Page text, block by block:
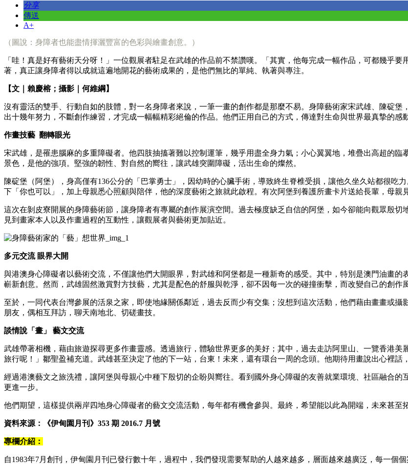
分享
傳送
A+
（圖說：身障者也能盡情揮灑豐富的色彩與繪畫創意。）
「哇！真是好有藝術天分呀！」一位觀展者駐足在武雄的作品前不禁讚嘆。「其實，他每完成一幅作品，可都幾乎
著，真正讓身障者得以成就這遍地開花的藝術成果的，是他們無比的單純、執著與專注。
【文｜賴慶榕；攝影｜何維綱】
沒有靈活的雙手、行動自如的肢體，對一名身障者來說，一筆一畫的創作都是那麼不易。身障藝術家宋武雄、陳碇
出十幾年努力，不斷創作練習，才完成一幅幅精彩絕倫的作品。他們正用自己的方式，傳達對生命與世界最真摯的感動
作畫技藝 翻轉眼光
宋武雄，是罹患腦麻的多重障礙者。他四肢抽搐著難以控制運筆，幾乎用盡全身力氣；小心翼翼地，堆疊出高超的
景色，是他的強項。堅強的韌性、對自然的嚮往，讓武雄突圍障礙，活出生命的燦然。
陳碇堡（阿堡），身高僅有136公分的「巴掌勇士」，因幼時的心臟手術，導致終生脊椎受損，讓他久坐久站都很吃
下「你也可以」，加上母親悉心照顧與陪伴，他的深度藝術之旅就此啟程。有次阿堡到養護所畫卡片送給長輩，母親
這次在剝皮寮開展的身障藝術節，讓身障者有專屬的創作展演空間。過去極度缺乏自信的阿堡，如今卻能向觀眾殷
見到畫家本人以及作畫過程的互動性，讓觀展者與藝術更加貼近。
多元交流 眼界大開
與港澳身心障礙者以藝術交流，不僅讓他們大開眼界，對武雄和阿堡都是一種新奇的感受。其中，特別是澳門油畫
嶄新創意。然而，武雄固然激賞對方技藝，尤其是配色的舒服與乾淨，卻不因每一次的碰撞衝擊，而改變自己的創作
至於，一同代表台灣參展的活泉之家，即使地緣關係鄰近，過去反而少有交集；沒想到這次活動，他們藉由畫畫或
朋友，偶相互拜訪，聊天南地北、切磋畫技。
談情說「畫」 藝文交流
武雄帶著相機，藉由旅遊探尋更多作畫靈感。透過旅行，體驗世界更多的美好；其中，過去走訪阿里山、一覽香港
旅行呢！」鄒聖盈補充道。武雄甚至決定了他的下一站，台東！未來，還有環台一周的念頭。他期待用畫說出心裡話
經過港澳藝文之旅洗禮，讓阿堡與母親心中種下殷切的企盼與嚮往。看到國外身心障礙的友善就業環境、社區融合
更進一步。
他們期望，這樣提供兩岸四地身心障礙者的藝文交流活動，每年都有機會參與。最終，希望能以此為開端，未來甚至
資料來源：《伊甸園月刊》353 期 2016.7 月號
專欄介紹：
自1983年7月創刊，伊甸園月刊已發行數十年，過程中，我們發現需要幫助的人越來越多，層面越來越廣泛，每一個